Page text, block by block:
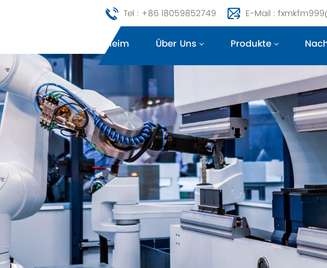
Tel : +86 18059852749 E-Mail :
Heim Über Uns Produkte